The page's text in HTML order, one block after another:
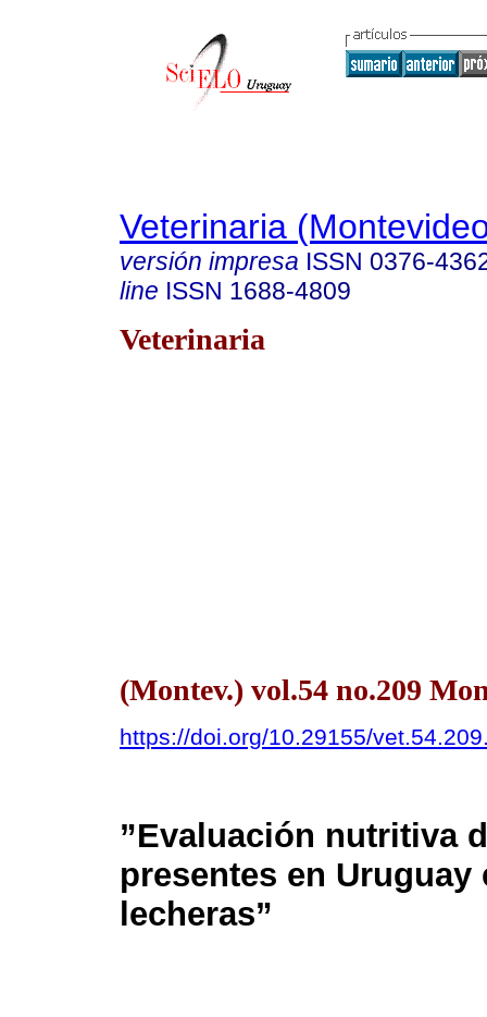
Veterinaria
versión impresa ISSN 0376-
line ISSN 1688-4809
Veterinaria
(Montev.) vol.54 no.209
https://doi.org/10.29155/
”Evaluación nutritiva
presentes en
lecheras”